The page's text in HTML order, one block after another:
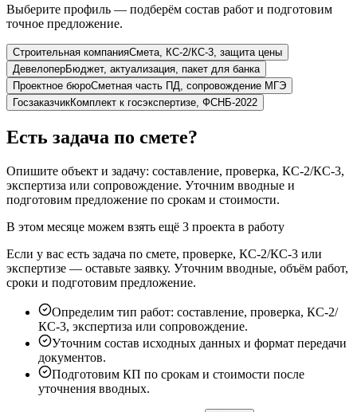
Выберите профиль — подберём состав работ и подготовим
точное предложение.
Строительная компанияСмета, КС-2/КС-3, защита цены
ДевелоперБюджет, актуализация, пакет для банка
Проектное бюроСметная часть ПД, сопровождение МГЭ
ГосзаказчикКомплект к госэкспертизе, ФСНБ-2022
Есть задача по смете?
Опишите объект и задачу: составление, проверка, КС-2/КС-3,
экспертиза или сопровождение. Уточним вводные и
подготовим предложение по срокам и стоимости.
В этом месяце можем взять ещё 3 проекта в работу
Если у вас есть задача по смете, проверке, КС-2/КС-3 или
экспертизе — оставьте заявку. Уточним вводные, объём работ,
сроки и подготовим предложение.
Определим тип работ: составление, проверка, КС-2/
КС-3, экспертиза или сопровождение.
Уточним состав исходных данных и формат передачи
документов.
Подготовим КП по срокам и стоимости после
уточнения вводных.